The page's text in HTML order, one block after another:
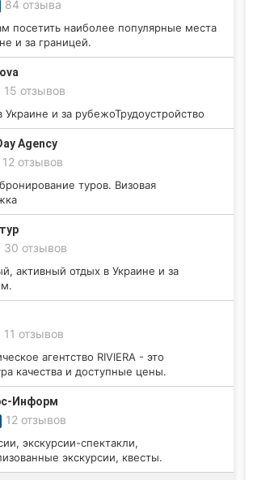
84 отзыва
посетить наиболее популярные места
и за границей.
15 отзывов
Украине и за рубежоТрудоустройство
Agency
12 отзывов
туров. Визовая
30 отзывов
активный отдых в Украине и за
11 отзывов
агентство RIVIERA - это
качества и доступные цены.
Информ
12 отзывов
экскурсии-спектакли,
экскурсии, квесты.